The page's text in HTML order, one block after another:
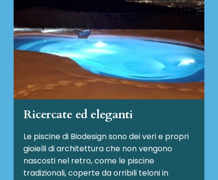
Ricercate ed eleganti
Le piscine di Biodesign sono dei veri e propri
gioielli di architettura che non vengono
nascosti nel retro, come le piscine
tradizionali, coperte da orribili teloni in